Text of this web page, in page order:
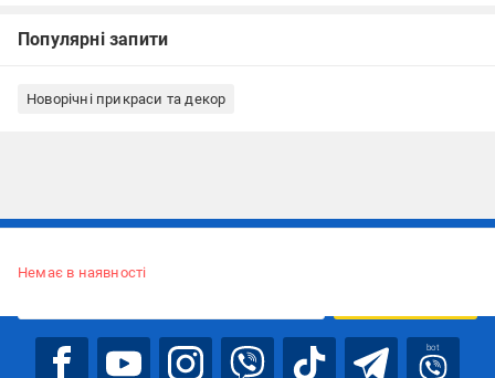
Популярні запити
Новорічні прикраси та декор
Немає в наявності
bot